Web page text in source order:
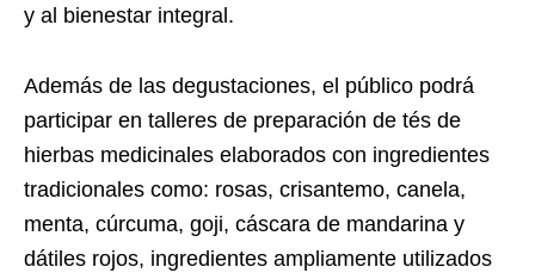
y al bienestar integral.
Además de las degustaciones, el público podrá
participar en talleres de preparación de tés de
hierbas medicinales elaborados con ingredientes
tradicionales como: rosas, crisantemo, canela,
menta, cúrcuma, goji, cáscara de mandarina y
dátiles rojos, ingredientes ampliamente utilizados